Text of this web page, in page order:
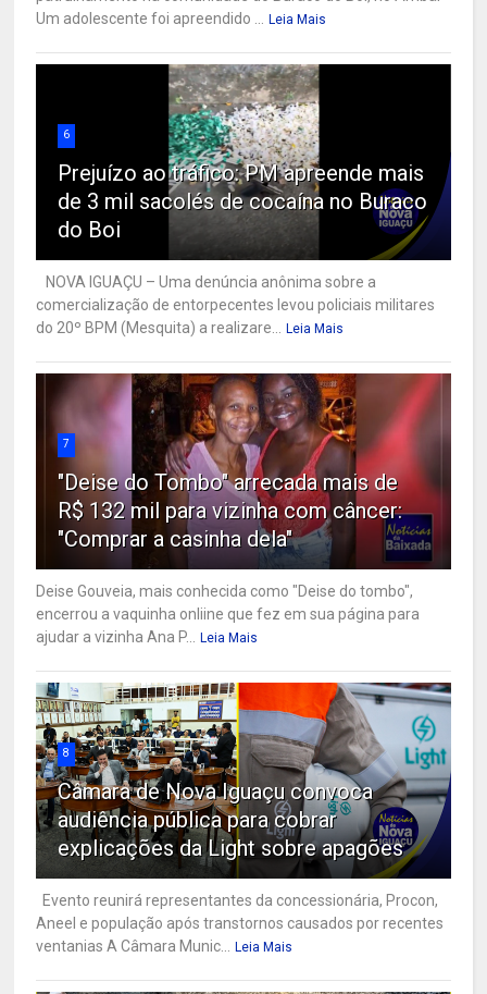
Um adolescente foi apreendido ... Leia Mais
6
Prejuízo ao tráfico: PM apreende mais
de 3 mil sacolés de cocaína no Buraco
do Boi
NOVA IGUAÇU – Uma denúncia anônima sobre a
comercialização de entorpecentes levou policiais militares
do 20º BPM (Mesquita) a realizare... Leia Mais
7
"Deise do Tombo" arrecada mais de
R$ 132 mil para vizinha com câncer:
"Comprar a casinha dela"
Deise Gouveia, mais conhecida como "Deise do tombo",
encerrou a vaquinha onliine que fez em sua página para
ajudar a vizinha Ana P... Leia Mais
8
Câmara de Nova Iguaçu convoca
audiência pública para cobrar
explicações da Light sobre apagões
Evento reunirá representantes da concessionária, Procon,
Aneel e população após transtornos causados por recentes
ventanias A Câmara Munic... Leia Mais